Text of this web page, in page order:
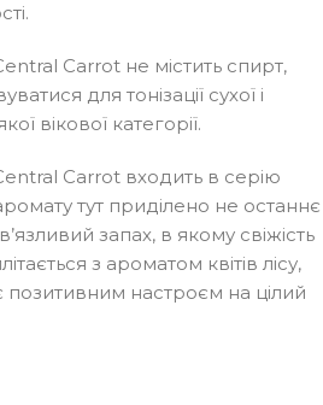
Carrot не містить спирт,
для тонізації сухої і
вікової категорії.
Carrot входить в серію
тут приділено не останнє
запах, в якому свіжість
з ароматом квітів лісу,
позитивним настроєм на цілий